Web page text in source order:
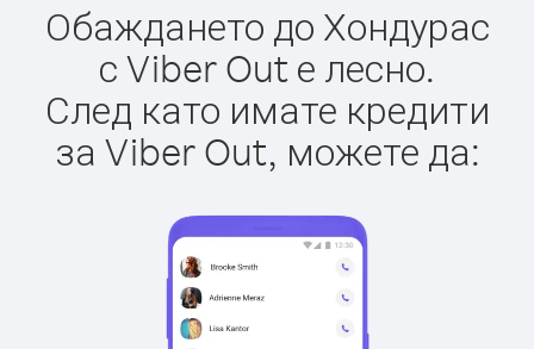
Обаждането до Хондурас
с Viber Out е лесно.
След като имате кредити
за Viber Out, можете да: